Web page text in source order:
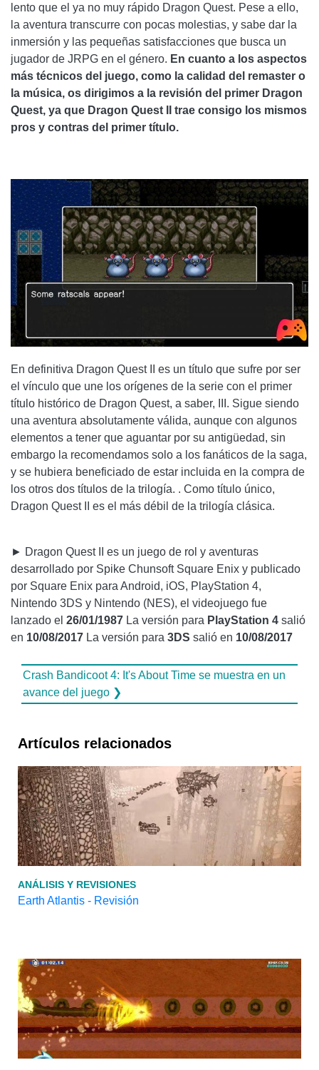
lento que el ya no muy rápido Dragon Quest. Pese a ello,
la aventura transcurre con pocas molestias, y sabe dar la
inmersión y las pequeñas satisfacciones que busca un
jugador de JRPG en el género. En cuanto a los aspectos
más técnicos del juego, como la calidad del remaster o
la música, os dirigimos a la revisión del primer Dragon
Quest, ya que Dragon Quest II trae consigo los mismos
pros y contras del primer título.
En definitiva Dragon Quest II es un título que sufre por ser
el vínculo que une los orígenes de la serie con el primer
título histórico de Dragon Quest, a saber, III. Sigue siendo
una aventura absolutamente válida, aunque con algunos
elementos a tener que aguantar por su antigüedad, sin
embargo la recomendamos solo a los fanáticos de la saga,
y se hubiera beneficiado de estar incluida en la compra de
los otros dos títulos de la trilogía. . Como título único,
Dragon Quest II es el más débil de la trilogía clásica.
► Dragon Quest II es un juego de rol y aventuras
desarrollado por Spike Chunsoft Square Enix y publicado
por Square Enix para Android, iOS, PlayStation 4,
Nintendo 3DS y Nintendo (NES), el videojuego fue
lanzado el 26/01/1987 La versión para PlayStation 4 salió
en 10/08/2017 La versión para 3DS salió en 10/08/2017
Crash Bandicoot 4: It's About Time se muestra en un
avance del juego ❯
Artículos relacionados
ANÁLISIS Y REVISIONES
Earth Atlantis - Revisión